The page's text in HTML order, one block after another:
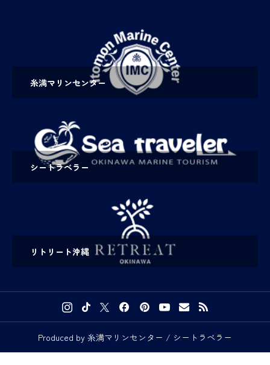
糸満マリンセンター
シートラベラー
リトリート沖縄
Produced by 糸満マリンセンター / シートラベラー